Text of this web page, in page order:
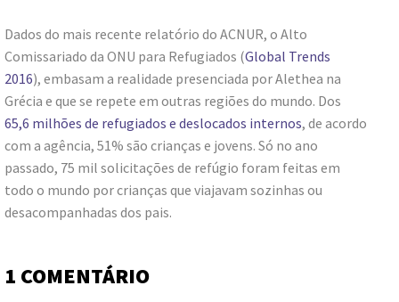
Dados do mais recente relatório do ACNUR, o Alto
Comissariado da ONU para Refugiados (Global Trends
2016), embasam a realidade presenciada por Alethea na
Grécia e que se repete em outras regiões do mundo. Dos
65,6 milhões de refugiados e deslocados internos, de acordo
com a agência, 51% são crianças e jovens. Só no ano
passado, 75 mil solicitações de refúgio foram feitas em
todo o mundo por crianças que viajavam sozinhas ou
desacompanhadas dos pais.
1 COMENTÁRIO